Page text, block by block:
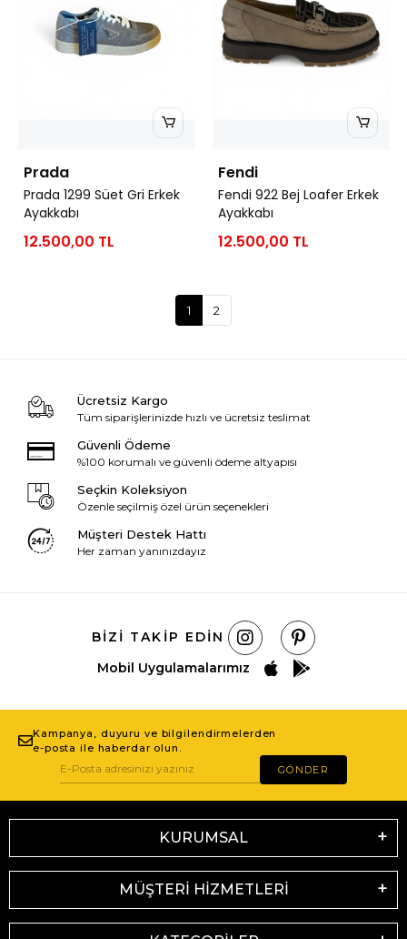
Prada
Prada 1299 Süet Gri Erkek
Ayakkabı
12.500,00 TL
Fendi
Fendi 922 Bej Loafer Erkek
Ayakkabı
12.500,00 TL
1 2
Ücretsiz Kargo
Tüm siparişlerinizde hızlı ve ücretsiz teslimat
Güvenli Ödeme
%100 korumalı ve güvenli ödeme altyapısı
Seçkin Koleksiyon
Özenle seçilmiş özel ürün seçenekleri
Müşteri Destek Hattı
Her zaman yanınızdayız
BIZI TAKIP EDIN
Mobil Uygulamalarımız
Kampanya, duyuru ve bilgilendirmelerden
e-posta ile haberdar olun.
GÖNDER
KURUMSAL
MÜŞTERİ HİZMETLERİ